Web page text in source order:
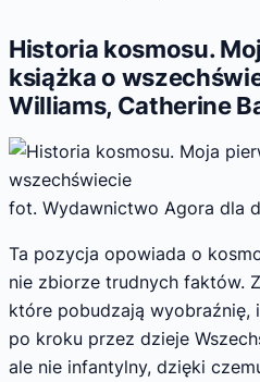
Historia kosmosu.
książka o
Williams, Catherine
fot. Wydawnictwo Agora dla
Ta pozycja opowiada o
nie zbiorze trudnych faktów.
które pobudzają
po kroku przez dzieje
ale nie infantylny, dzięki